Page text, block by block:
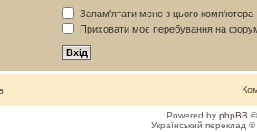
Запам'ятати мене з цього комп'ютера
Приховати моє перебування на
Powered by phpBB
Український переклад